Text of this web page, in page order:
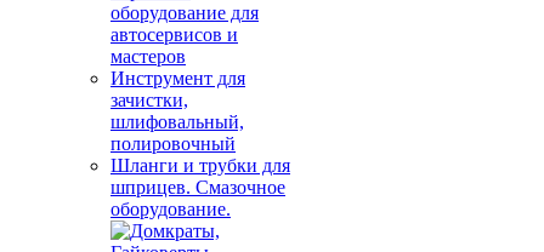
оборудование для
автосервисов и
мастеров
Инструмент для
зачистки,
шлифовальный,
полировочный
Шланги и трубки для
шприцев. Смазочное
оборудование.